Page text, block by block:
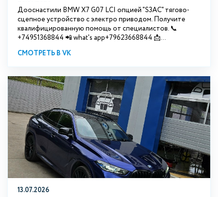
Дооснастили BMW Х7 G07 LCI опцией "S3АС" тягово-
сцепное устройство с электро приводом. Получите
квалифицированную помощь от специалистов. 📞
+74951368844 📲 what's app+79623668844 📩...
СМОТРЕТЬ В VK
13.07.2026